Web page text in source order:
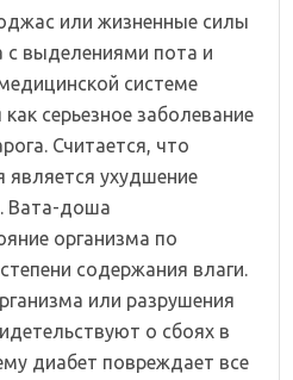
или жизненные силы
с выделениями пота и
системе
серьезное заболевание
Считается, что
является ухудшение
Вата-доша
организма по
содержания влаги.
или разрушения
о сбоях в
диабет повреждает все